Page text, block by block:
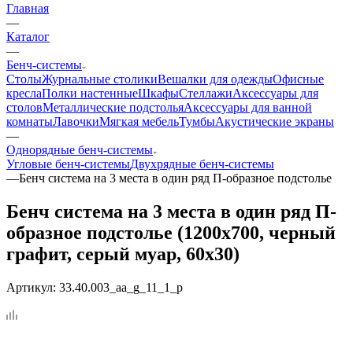
Главная
—
Каталог
—
Бенч-системы
СтолыЖурнальные столикиВешалки для одеждыОфисные
креслаПолки настенныеШкафыСтеллажиАксессуары для
столовМеталлические подстольяАксессуары для ванной
комнатыЛавочкиМягкая мебельТумбыАкустические экраны
—
Однорядные бенч-системы
Угловые бенч-системыДвухрядные бенч-системы
—Бенч система на 3 места в один ряд П-образное подстолье
Бенч система на 3 места в один ряд П-
образное подстолье (1200x700, черный
графит, серый муар, 60x30)
Артикул: 33.40.003_aa_g_11_1_p